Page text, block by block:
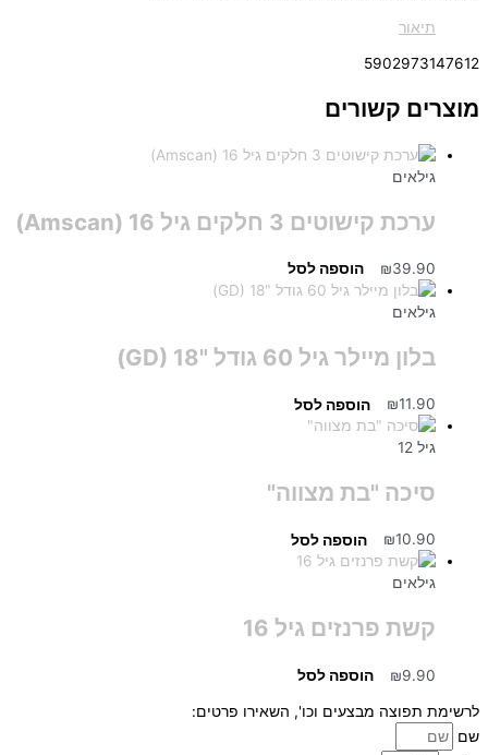
תיאור
5902973147612
מוצרים קשורים
גילאים
ערכת קישוטים 3 חלקים גיל Amscan) 16)
₪39.90 הוספה לסל
גילאים
בלון מיילר גיל 60 גודל "GD) 18)
₪11.90 הוספה לסל
גיל 12
סיכה "בת מצווה"
₪10.90 הוספה לסל
גילאים
קשת פרנזים גיל 16
₪9.90 הוספה לסל
לרשימת תפוצה מבצעים וכו', השאירו פרטים:
שם